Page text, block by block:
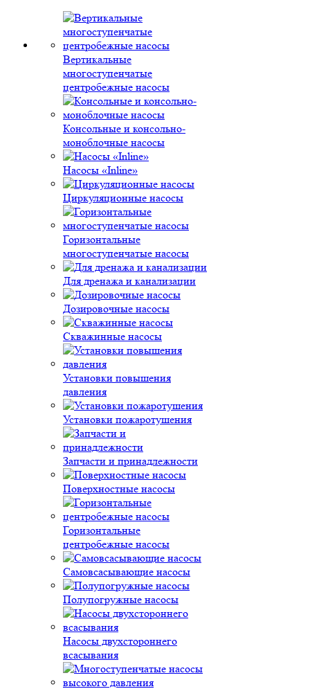
Вертикальные
многоступенчатые
центробежные насосы
Консольные и консольно-
моноблочные насосы
Насосы «Inline»
Циркуляционные насосы
Горизонтальные
многоступенчатые насосы
Для дренажа и канализации
Дозировочные насосы
Скважинные насосы
Установки повышения
давления
Установки пожаротушения
Запчасти и принадлежности
Поверхностные насосы
Горизонтальные
центробежные насосы
Самовсасывающие насосы
Полупогружные насосы
Насосы двухстороннего
всасывания